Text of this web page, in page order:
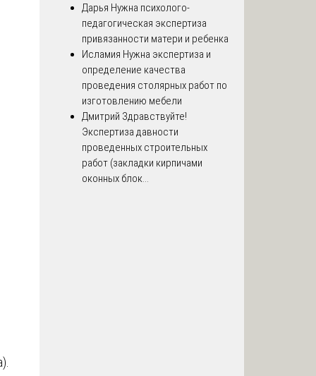
Дарья Нужна психолого-
педагогическая экспертиза
привязанности матери и ребенка
Исламия Нужна экспертиза и
определение качества
проведения столярных работ по
изготовлению мебели
Дмитрий Здравствуйте!
Экспертиза давности
проведенных строительных
работ (закладки кирпичами
оконных блок...